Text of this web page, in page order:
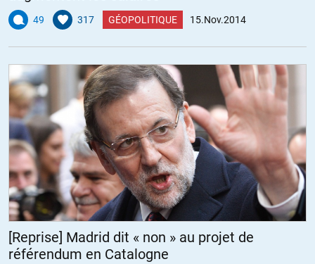
49 317 GÉOPOLITIQUE 15.Nov.2014
[Reprise] Madrid dit « non » au projet de
référendum en Catalogne